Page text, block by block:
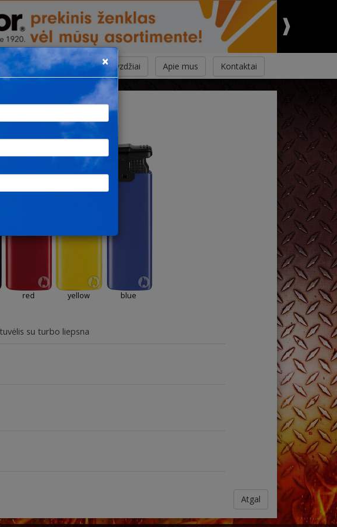
Dekoravimas ir pavyzdžiai Apie mus Kontaktai
red yellow blue
su turbo liepsna
Atgal
×